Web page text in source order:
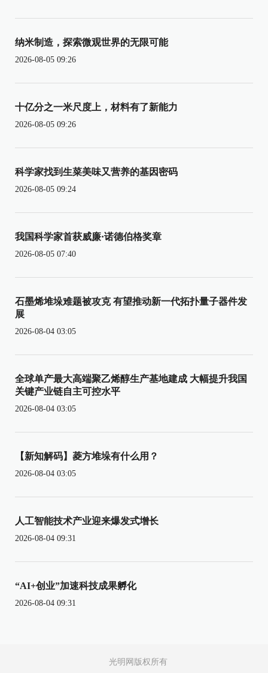
纳米制造，探索微观世界的无限可能
2026-08-05 09:26
十亿分之一米尺度上，材料有了新能力
2026-08-05 09:26
科学家找到生菜美味又营养的基因密码
2026-08-05 09:24
我国科学家首获威廉·诺德伯格奖章
2026-08-05 07:40
石墨烯堆垛难题被攻克 有望推动新一代拓扑量子器件发
展
2026-08-04 03:05
全球单产最大高端聚乙烯醇生产基地建成 大幅提升我国
关键产业链自主可控水平
2026-08-04 03:05
【新知解码】菱方堆垛有什么用？
2026-08-04 03:05
人工智能技术产业迎来爆发式增长
2026-08-04 09:31
“AI+创业”加速科技成果孵化
2026-08-04 09:31
光明网版权所有